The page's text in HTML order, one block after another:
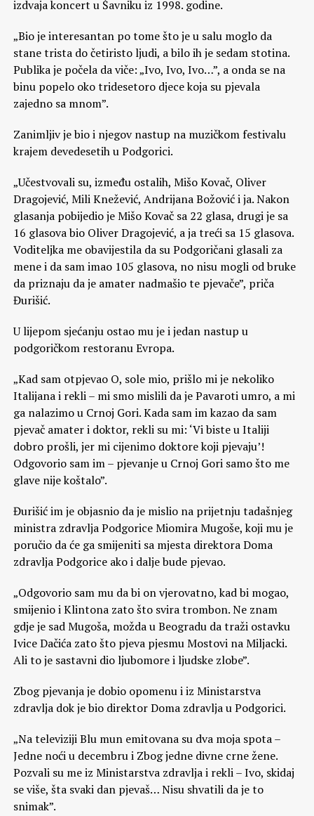
izdvaja koncert u Šavniku iz 1998. godine.
„Bio je interesantan po tome što je u salu moglo da
stane trista do četiristo ljudi, a bilo ih je sedam stotina.
Publika je počela da viče: „Ivo, Ivo, Ivo…”, a onda se na
binu popelo oko tridesetoro djece koja su pjevala
zajedno sa mnom”.
Zanimljiv je bio i njegov nastup na muzičkom festivalu
krajem devedesetih u Podgorici.
„Učestvovali su, između ostalih, Mišo Kovač, Oliver
Dragojević, Mili Knežević, Andrijana Božović i ja. Nakon
glasanja pobijedio je Mišo Kovač sa 22 glasa, drugi je sa
16 glasova bio Oliver Dragojević, a ja treći sa 15 glasova.
Voditeljka me obavijestila da su Podgoričani glasali za
mene i da sam imao 105 glasova, no nisu mogli od bruke
da priznaju da je amater nadmašio te pjevače”, priča
Đurišić.
U lijepom sjećanju ostao mu je i jedan nastup u
podgoričkom restoranu Evropa.
„Kad sam otpjevao O, sole mio, prišlo mi je nekoliko
Italijana i rekli – mi smo mislili da je Pavaroti umro, a mi
ga nalazimo u Crnoj Gori. Kada sam im kazao da sam
pjevač amater i doktor, rekli su mi: ‘Vi biste u Italiji
dobro prošli, jer mi cijenimo doktore koji pjevaju’!
Odgovorio sam im – pjevanje u Crnoj Gori samo što me
glave nije koštalo”.
Đurišić im je objasnio da je mislio na prijetnju tadašnjeg
ministra zdravlja Podgorice Miomira Mugoše, koji mu je
poručio da će ga smijeniti sa mjesta direktora Doma
zdravlja Podgorice ako i dalje bude pjevao.
„Odgovorio sam mu da bi on vjerovatno, kad bi mogao,
smijenio i Klintona zato što svira trombon. Ne znam
gdje je sad Mugoša, možda u Beogradu da traži ostavku
Ivice Dačića zato što pjeva pjesmu Mostovi na Miljacki.
Ali to je sastavni dio ljubomore i ljudske zlobe”.
Zbog pjevanja je dobio opomenu i iz Ministarstva
zdravlja dok je bio direktor Doma zdravlja u Podgorici.
„Na televiziji Blu mun emitovana su dva moja spota –
Jedne noći u decembru i Zbog jedne divne crne žene.
Pozvali su me iz Ministarstva zdravlja i rekli – Ivo, skidaj
se više, šta svaki dan pjevaš… Nisu shvatili da je to
snimak”.